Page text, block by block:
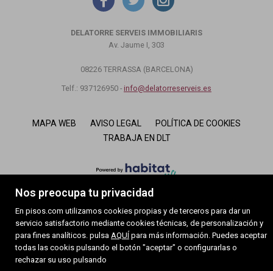
Nos preocupa tu privacidad
En pisos.com utilizamos cookies propias y de terceros para dar un
servicio satisfactorio mediante cookies técnicas, de personalización y
para fines analíticos. pulsa AQUÍ para más información. Puedes aceptar
todas las cookis pulsando el botón "aceptar" o configurarlas o
rechazar su uso pulsando
DELATORRE SERVEIS IMMOBILIARIS
Av. Jaume I, 303
08226 TERRASSA (BARCELONA)
Telf.: 937126950 - info@delatorreserveis.es
MAPA WEB AVISO LEGAL
POLÍTICA DE COOKIES
TRABAJA EN DLT